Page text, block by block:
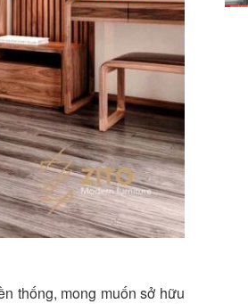
thống, mong muốn sở hữu